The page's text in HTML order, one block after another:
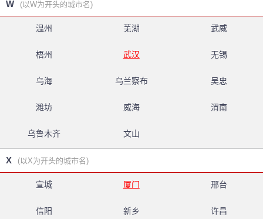
W (以W为开头的城市名)
温州 芜湖 武威
梧州 武汉 无锡
乌海 乌兰察布 吴忠
潍坊 威海 渭南
乌鲁木齐 文山
X (以X为开头的城市名)
宣城 厦门 邢台
信阳 新乡 许昌